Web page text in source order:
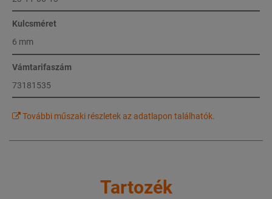
Kulcsméret
6 mm
Vámtarifaszám
73181535
További műszaki részletek az adatlapon találhatók.
Tartozék